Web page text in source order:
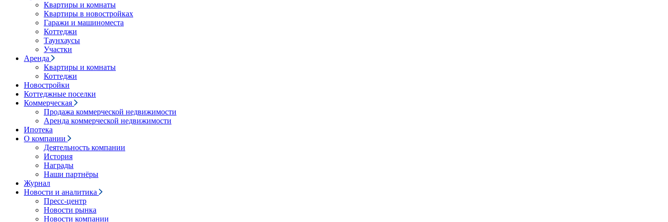
Квартиры и комнаты
Квартиры в новостройках
Гаражи и машиноместа
Коттеджи
Таунхаусы
Участки
Аренда
Квартиры и комнаты
Коттеджи
Новостройки
Коттеджные поселки
Коммерческая
Продажа коммерческой недвижимости
Аренда коммерческой недвижимости
Ипотека
О компании
Деятельность компании
История
Награды
Наши партнёры
Журнал
Новости и аналитика
Пресс-центр
Новости рынка
Новости компании